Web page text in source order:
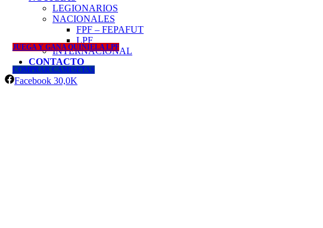
LEGIONARIOS
NACIONALES
FPF – FEPAFUT
LPF
INTERNACIONAL
CONTACTO
JUEGA Y GANA QUINIELA LPF
COMPRAR CAMISETAS
Facebook 30,0K